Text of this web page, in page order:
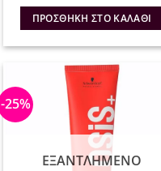
ΠΡΟΣΘΉΚΗ ΣΤΟ ΚΑΛΆΘΙ
-25%
ΕΞΑΝΤΛΗΜΈΝΟ